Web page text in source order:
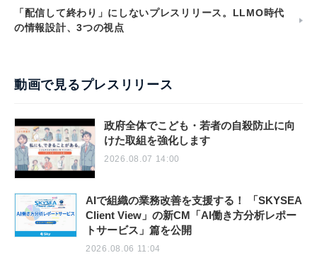
「配信して終わり」にしないプレスリリース。LLMO時代
の情報設計、3つの視点
動画で見るプレスリリース
政府全体でこども・若者の自殺防止に向
けた取組を強化します
2026.08.07 14:00
AIで組織の業務改善を支援する！ 「SKYSEA
Client View」の新CM「AI働き方分析レポー
トサービス」篇を公開
2026.08.06 11:04